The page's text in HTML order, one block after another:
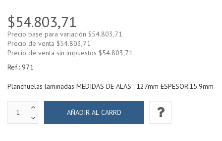
$54.803,71
Precio base para variación $54.803,71
Precio de venta $54.803,71
Precio de venta sin impuestos $54.803,71
Ref.: 971
Planchuelas laminadas MEDIDAS DE ALAS : 127mm ESPESOR:15.9mm